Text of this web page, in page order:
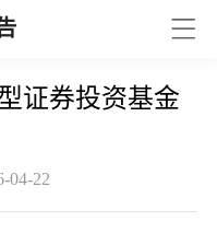
证券投资基金
04-22